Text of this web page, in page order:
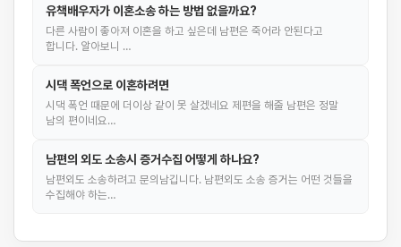
유책배우자가 이혼소송 하는 방법 없을까요?
다른 사람이 좋아져 이혼을 하고 싶은데 남편은 죽어라 안된다고
합니다. 알아보니 …
시댁 폭언으로 이혼하려면
시댁 폭언 때문에 더이상 같이 못 살겠네요 제편을 해줄 남편은 정말
남의 편이네요…
남편의 외도 소송시 증거수집 어떻게 하나요?
남편외도 소송하려고 문의남깁니다. 남편외도 소송 증거는 어떤 것들을
수집해야 하는…